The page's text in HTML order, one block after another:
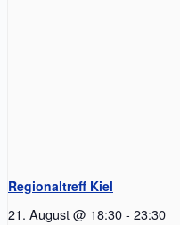
Regionaltreff Kiel
21. August @ 18:30- 23:30